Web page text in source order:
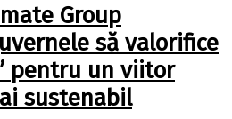
Group
să valorifice
pentru un viitor
sustenabil